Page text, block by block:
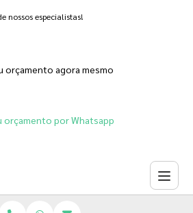
nossos especialistas!
orçamento agora mesmo
orçamento por Whatsapp